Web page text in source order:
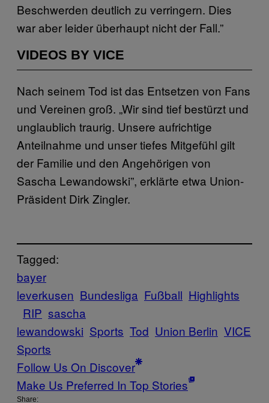
Beschwerden deutlich zu verringern. Dies
war aber leider überhaupt nicht der Fall.”
VIDEOS BY VICE
Nach seinem Tod ist das Entsetzen von Fans
und Vereinen groß. „Wir sind tief bestürzt und
unglaublich traurig. Unsere aufrichtige
Anteilnahme und unser tiefes Mitgefühl gilt
der Familie und den Angehörigen von
Sascha Lewandowski”, erklärte etwa Union-
Präsident Dirk Zingler.
Tagged:
bayer
leverkusen Bundesliga Fußball Highlights
RIP sascha
lewandowski Sports Tod Union Berlin VICE
Sports
Follow Us On Discover
Make Us Preferred In Top Stories
Share: